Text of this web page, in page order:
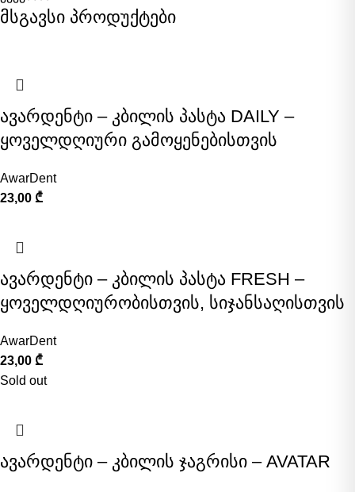
მსგავსი პროდუქტები
ავარდენტი – კბილის პასტა DAILY –
ყოველდღიური გამოყენებისთვის
AwarDent
23,00 ₾
ავარდენტი – კბილის პასტა FRESH –
ყოველდღიურობისთვის, სიჯანსაღისთვის
AwarDent
23,00 ₾
Sold out
ავარდენტი – კბილის ჯაგრისი – AVATAR